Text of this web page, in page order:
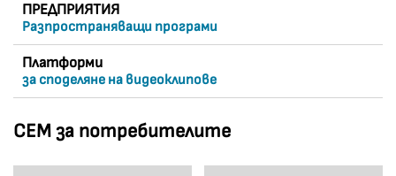
ПРЕДПРИЯТИЯ
Разпространяващи програми
Платформи
за споделяне на видеоклипове
СЕМ за потребителите